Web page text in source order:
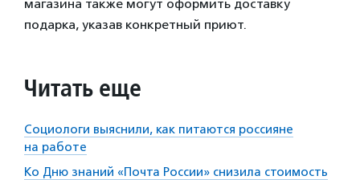
магазина также могут оформить доставку
подарка, указав конкретный приют.
Читать еще
Социологи выяснили, как питаются россияне
на работе
Ко Дню знаний «Почта России» снизила стоимость